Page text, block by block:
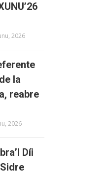
2026
la
reabre
2026
Díi